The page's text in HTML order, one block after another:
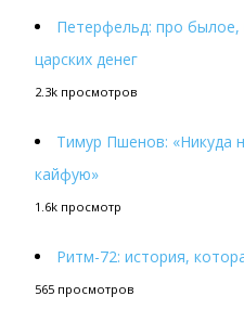
Петерфельд: про
царских денег
2.3k просмотров
Тимур Пшенов: «Никуда
кайфую»
1.6k просмотр
Ритм-72: история,
565 просмотров